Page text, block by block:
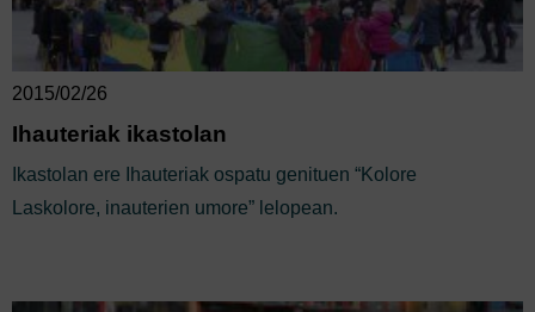
2015/02/26
Ihauteriak ikastolan
Ikastolan ere Ihauteriak ospatu genituen “Kolore
Laskolore, inauterien umore” lelopean.